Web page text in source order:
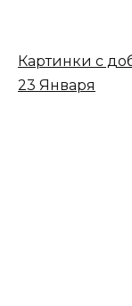
Картинки с
23 Января